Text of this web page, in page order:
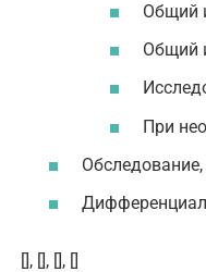
Общий
Общий
При
[], [], [], []